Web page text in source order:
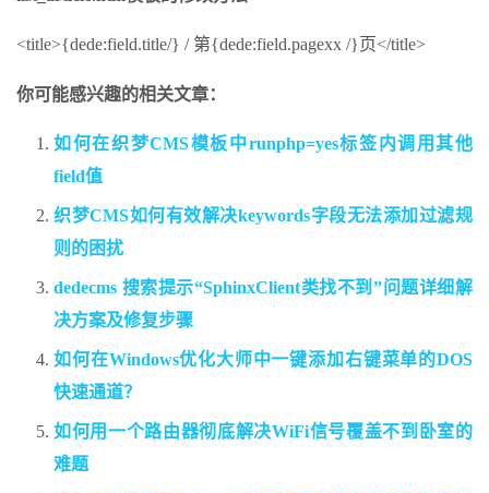
<title>{dede:field.title/} / 第{dede:field.pagexx /}页</title>
你可能感兴趣的相关文章：
如何在织梦CMS模板中runphp=yes标签内调用其他
field值
织梦CMS如何有效解决keywords字段无法添加过滤规
则的困扰
dedecms 搜索提示“SphinxClient类找不到”问题详细解
决方案及修复步骤
如何在Windows优化大师中一键添加右键菜单的DOS
快速通道？
如何用一个路由器彻底解决WiFi信号覆盖不到卧室的
难题